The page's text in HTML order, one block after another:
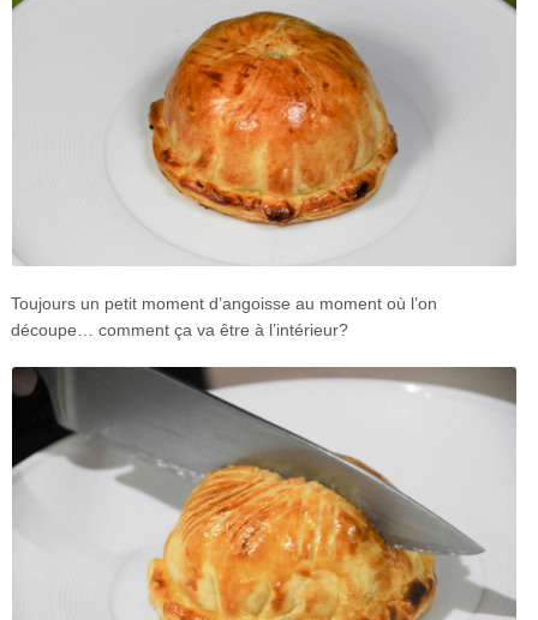
Toujours un petit moment d’angoisse au moment où l’on
découpe… comment ça va être à l’intérieur?